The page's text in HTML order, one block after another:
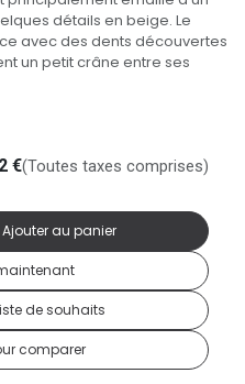
détails en beige. Le
avec des dents découvertes
un petit crâne entre ses
Ajouter au panier
comparer
de souhaits
€(Toutes taxes comprises)